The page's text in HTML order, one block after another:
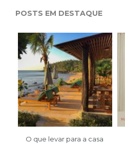
POSTS EM DESTAQUE
O que levar para a casa